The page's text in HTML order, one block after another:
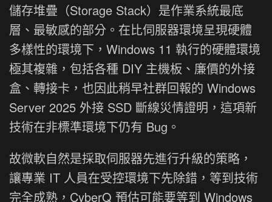
儲存堆疊（Storage Stack）是作業系統最底
層、最敏感的部分。在比伺服器環境呈現硬體
多樣性的環境下，Windows 11 執行的硬體環境
極其複雜，包括各種 DIY 主機板、廉價的外接
盒、轉接卡，也因此稍早社群回報的 Windows
Server 2025 外接 SSD 斷線災情證明，這項新
技術在非標準環境下仍有 Bug。
故微軟自然是採取伺服器先進行升級的策略，
讓專業 IT 人員在受控環境下先除錯，等到技術
完全成熟，CyberQ 預估可能要等到 Windows